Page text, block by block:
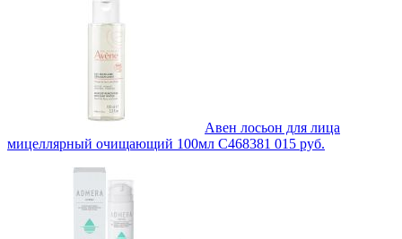
Авен лосьон для лица
мицеллярный очищающий 100мл C468381 015 руб.